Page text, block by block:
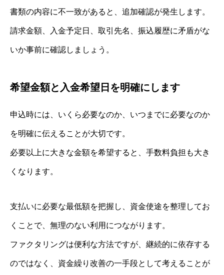
書類の内容に不一致があると、追加確認が発生します。
請求金額、入金予定日、取引先名、振込履歴に矛盾がな
いか事前に確認しましょう。
希望金額と入金希望日を明確にします
申込時には、いくら必要なのか、いつまでに必要なのか
を明確に伝えることが大切です。
必要以上に大きな金額を希望すると、手数料負担も大き
くなります。
支払いに必要な最低額を把握し、資金使途を整理してお
くことで、無理のない利用につながります。
ファクタリングは便利な方法ですが、継続的に依存する
のではなく、資金繰り改善の一手段として考えることが